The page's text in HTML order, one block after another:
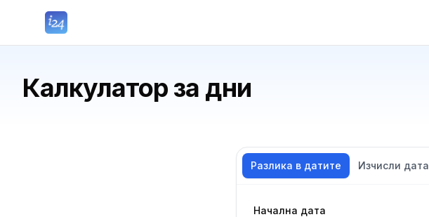
Калкулатор за дни
Разлика в датите Изчисли дата
Начална дата